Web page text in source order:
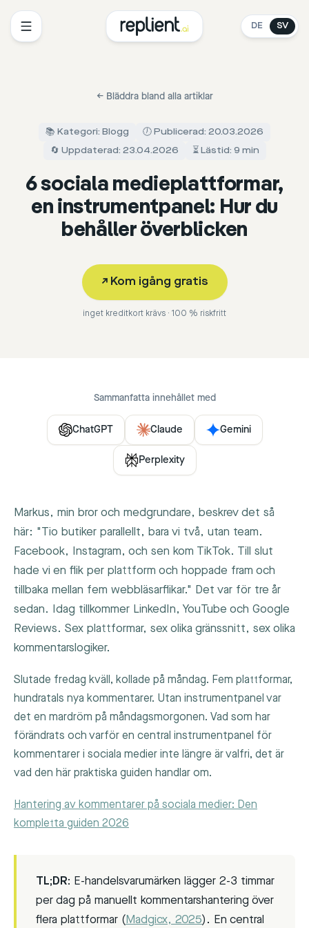
DE SV
← Bläddra bland alla artiklar
📚 Kategori: Blogg
🕖 Publicerad: 20.03.2026
🔄 Uppdaterad: 23.04.2026
⏳ Lästid: 9 min
6 sociala medieplattformar,
en instrumentpanel: Hur du
behåller överblicken
↗ Kom igång gratis
inget kreditkort krävs · 100 % riskfritt
Sammanfatta innehållet med
ChatGPT Claude Gemini
Perplexity
Markus, min bror och medgrundare, beskrev det så
här: "Tio butiker parallellt, bara vi två, utan team.
Facebook, Instagram, och sen kom TikTok. Till slut
hade vi en flik per plattform och hoppade fram och
tillbaka mellan fem webbläsarflikar." Det var för tre år
sedan. Idag tillkommer LinkedIn, YouTube och Google
Reviews. Sex plattformar, sex olika gränssnitt, sex olika
kommentarslogiker.
Slutade fredag kväll, kollade på måndag. Fem plattformar,
hundratals nya kommentarer. Utan instrumentpanel var
det en mardröm på måndagsmorgonen. Vad som har
förändrats och varför en central instrumentpanel för
kommentarer i sociala medier inte längre är valfri, det är
vad den här praktiska guiden handlar om.
Hantering av kommentarer på sociala medier: Den
kompletta guiden 2026
TL;DR: E-handelsvarumärken lägger 2-3 timmar
per dag på manuellt kommentarshantering över
flera plattformar (Madgicx, 2025). En central